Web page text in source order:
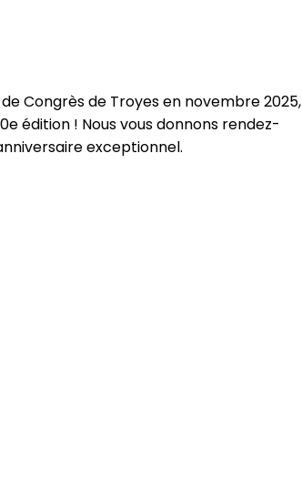
Congrès de Troyesen novembre 2025,
édition ! Nous vous donnons rendez-
exceptionnel.